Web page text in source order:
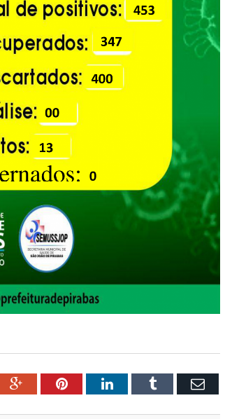
Google+PinterestLinkedInTumblr Email